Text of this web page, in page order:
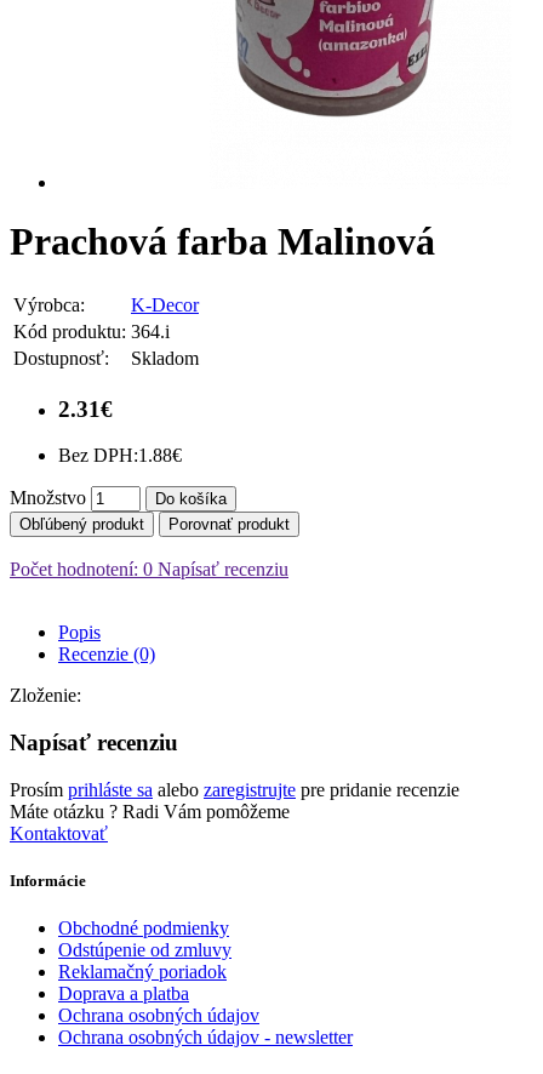
Prachová farba Malinová
Výrobca:
K-Decor
Kód produktu: 364.i
Dostupnosť:
Skladom
2.31€
Bez DPH:1.88€
Množstvo
Do košíka
Obľúbený produkt
Porovnať produkt
Počet hodnotení: 0 Napísať recenziu
Popis
Recenzie (0)
Zloženie:
Napísať recenziu
Prosím prihláste sa alebo zaregistrujte pre pridanie recenzie
Máte otázku ? Radi Vám pomôžeme
Kontaktovať
Informácie
Obchodné podmienky
Odstúpenie od zmluvy
Reklamačný poriadok
Doprava a platba
Ochrana osobných údajov
Ochrana osobných údajov - newsletter